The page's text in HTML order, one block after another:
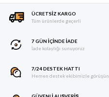
ÜCRETSIZ KARGO
Tüm ürünlerde geçerli
7 GÜN IÇINDE İADE
İade kolaylığı sunuyoruz
7/24 DESTEK HATTI
Hemen destek ekibimizle görüşün